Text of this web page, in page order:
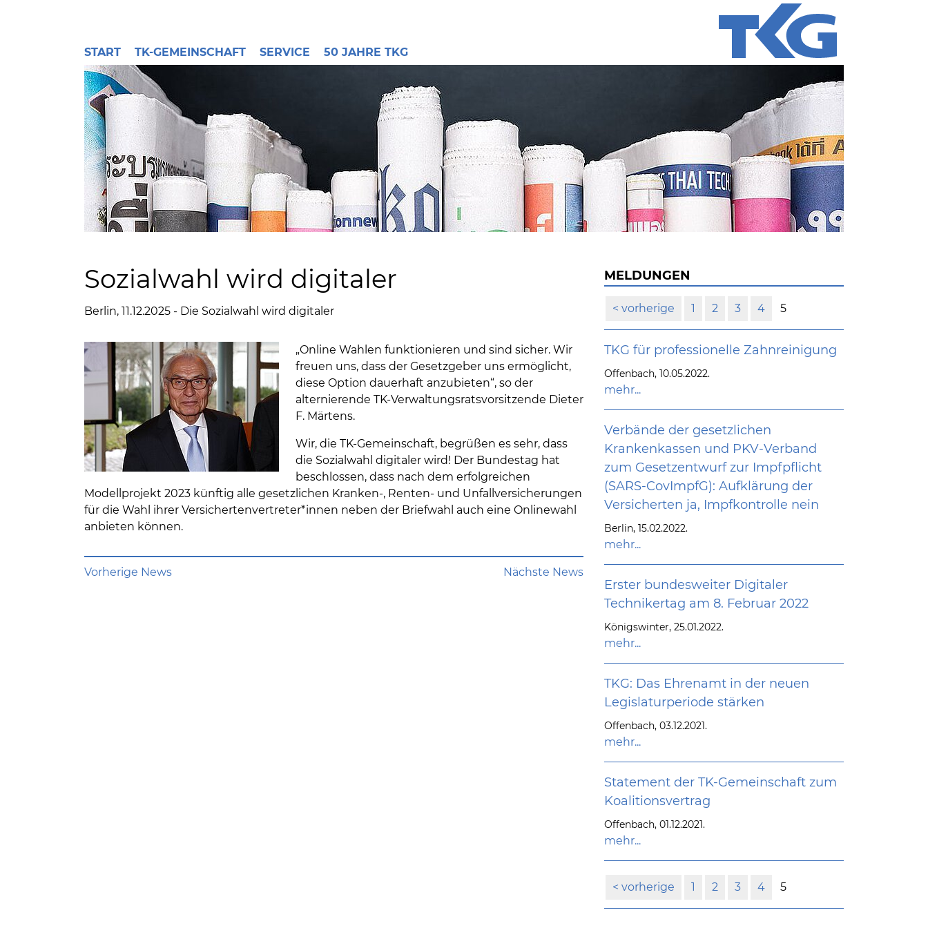
START TK-GEMEINSCHAFT SERVICE 50 JAHRE TKG
Sozialwahl wird digitaler
Berlin, 11.12.2025 - Die Sozialwahl wird digitaler
„Online Wahlen funktionieren und sind sicher. Wir
freuen uns, dass der Gesetzgeber uns ermöglicht,
diese Option dauerhaft anzubieten“, so der
alternierende TK-Verwaltungsratsvorsitzende Dieter
F. Märtens.
Wir, die TK-Gemeinschaft, begrüßen es sehr, dass
die Sozialwahl digitaler wird! Der Bundestag hat
beschlossen, dass nach dem erfolgreichen
Modellprojekt 2023 künftig alle gesetzlichen Kranken-, Renten- und Unfallversicherungen
für die Wahl ihrer Versichertenvertreter*innen neben der Briefwahl auch eine Onlinewahl
anbieten können.
Vorherige News Nächste News
MELDUNGEN
vorherige 1 2 3 4 5
TKG für professionelle Zahnreinigung
Offenbach, 10.05.2022.
mehr...
Verbände der gesetzlichen
Krankenkassen und PKV-Verband
zum Gesetzentwurf zur Impfpflicht
(SARS-CovImpfG): Aufklärung der
Versicherten ja, Impfkontrolle nein
Berlin, 15.02.2022.
mehr...
Erster bundesweiter Digitaler
Technikertag am 8. Februar 2022
Königswinter, 25.01.2022.
mehr...
TKG: Das Ehrenamt in der neuen
Legislaturperiode stärken
Offenbach, 03.12.2021.
mehr...
Statement der TK-Gemeinschaft zum
Koalitionsvertrag
Offenbach, 01.12.2021.
mehr...
vorherige 1 2 3 4 5